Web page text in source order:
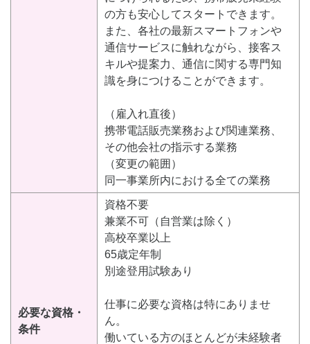
の方も安心してスタートできます。
また、各社の最新スマートフォンや
通信サービスに触れながら、接客ス
キルや提案力、通信に関する専門知
識を身につけることができます。
（雇入れ直後）
携帯電話販売業務および関連業務、
その他会社の指示する業務
（変更の範囲）
同一事業所内における全ての業務
必要な資格・
条件
資格不要
兼業不可（自営業は除く）
高校卒業以上
65歳定年制
別途登用試験あり
仕事に必要な資格は特にありませ
ん。
働いている方のほとんどが未経験者